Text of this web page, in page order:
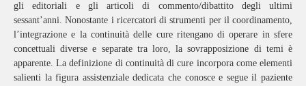
gli editoriali e gli articoli di commento/dibattito degli ultimi
sessant’anni. Nonostante i ricercatori di strumenti per il coordinamento,
l’integrazione e la continuità delle cure ritengano di operare in sfere
concettuali diverse e separate tra loro, la sovrapposizione di temi è
apparente. La definizione di continuità di cure incorpora come elementi
salienti la figura assistenziale dedicata che conosce e segue il paziente